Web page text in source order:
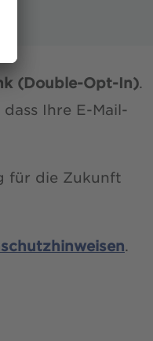
(Double-Opt-In).
Ihre E-Mail-
für die Zukunft
.